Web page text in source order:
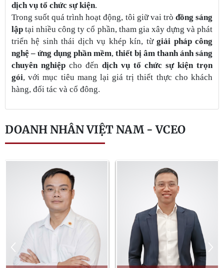
dịch vụ tổ chức sự kiện.
Trong suốt quá trình hoạt động, tôi giữ vai trò đồng sáng
lập tại nhiều công ty cổ phần, tham gia xây dựng và phát
triển hệ sinh thái dịch vụ khép kín, từgiải pháp công
nghệ – ứng dụng phần mềm, thiết bị âm thanh ánh sáng
chuyên nghiệp cho đến dịch vụ tổ chức sự kiện trọn
gói, với mục tiêu mang lại giá trị thiết thực cho khách
hàng, đối tác và cổ đông.
DOANH NHÂN VIỆT NAM - VCEO